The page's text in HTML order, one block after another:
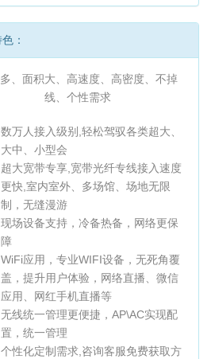
：
、面积大、高速度、高密度、不掉
线、个性需求
数万人接入级别,轻松驾驭各类超大、
大中、小型会
超大宽带专享,宽带光纤专线接入速度
更快,室内室外、多场馆、场地无限
制，无缝漫游
现场设备支持，冷备热备，网络更保
障
WiFi应用，专业WIFI设备，无死角覆
盖，提升用户体验，网络直播、微信
应用、网红手机直播等
无线统一管理更便捷，AP\AC实现配
置，统一管理
个性化定制需求,咨询客服免费获取方